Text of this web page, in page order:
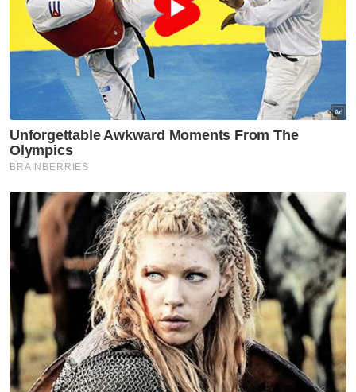
Kanak=kanak Lemas
Kolam Renang
Artikel Disyorkan
Semasa
'Kayla hanya pinjaman 49 hari'
Semasa
Polis Johor berkas 209 GRO
warga asing